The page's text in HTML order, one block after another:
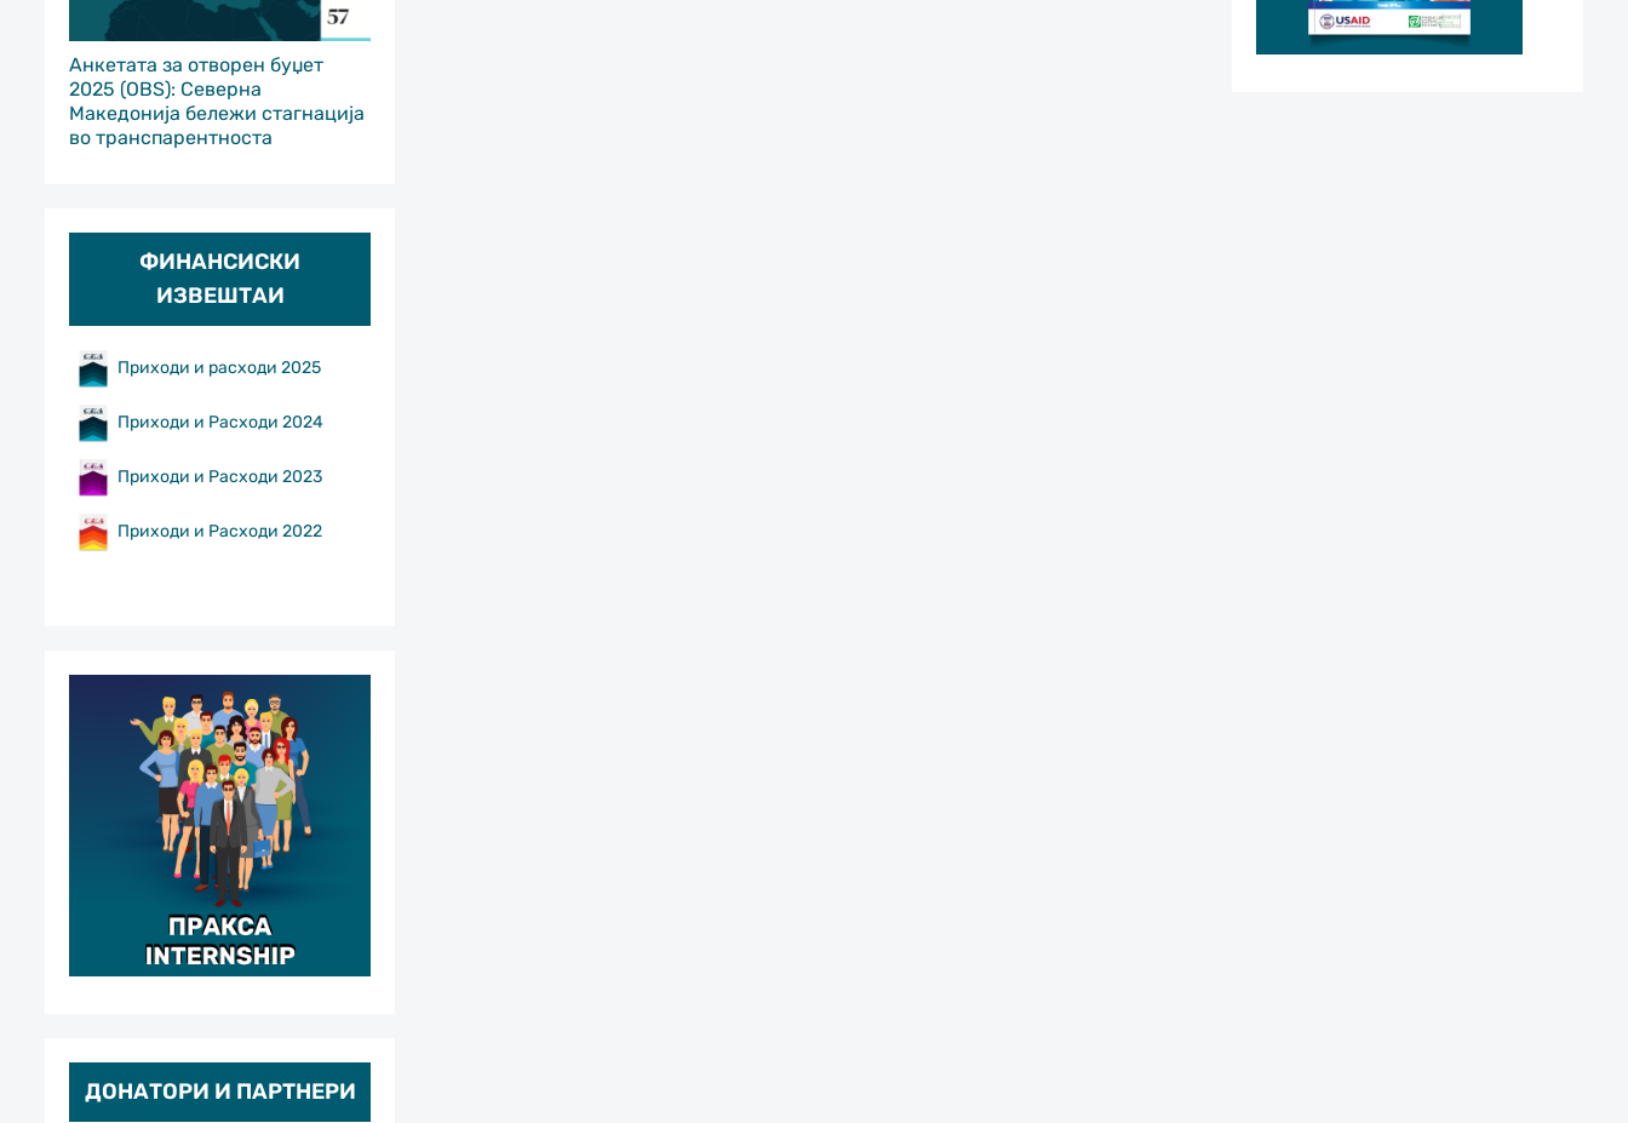
Анкетата за отворен буџет
2025 (OBS): Северна
Македонија бележи стагнација
во транспарентноста
ФИНАНСИСКИ
ИЗВЕШТАИ
Приходи и расходи 2025
Приходи и Расходи 2024
Приходи и Расходи 2023
Приходи и Расходи 2022
ДОНАТОРИ И ПАРТНЕРИ